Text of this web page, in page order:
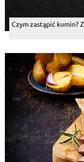
Czym zastąpić kumin?